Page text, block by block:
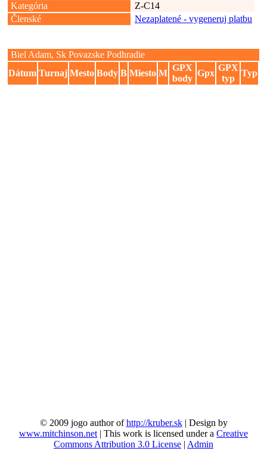
Kategória
Z-C14
Členské
Nezaplatené - vygeneruj platbu
Biel Adam, Sk Povazske Podhradie
Dátum Turnaj Mesto Body B Miesto M
GPX
body
Gpx
GPX
typ
Typ
© 2009 jogo author ofhttp://kruber.sk| Design by
www.mitchinson.net | This work is licensed under a Creative
Commons Attribution 3.0 License | Admin